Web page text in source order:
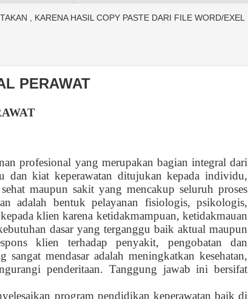
, KARENA HASIL COPY PASTE DARI FILE WORD/EXEL
PERAWAT
profesional yang merupakan bagian integral dari
dan kiat keperawatan ditujukan kepada individu,
maupun sakit yang mencakup seluruh proses
adalah bentuk pelayanan fisiologis, psikologis,
klien karena ketidakmampuan, ketidakmauan
dasar yang terganggu baik aktual maupun
klien terhadap penyakit, pengobatan dan
mendasar adalah meningkatkan kesehatan,
penderitaan. Tanggung jawab ini bersifat
program pendidikan keperawatan baik di